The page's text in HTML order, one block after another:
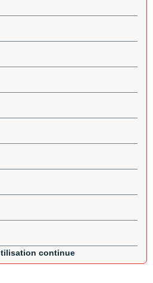
continue